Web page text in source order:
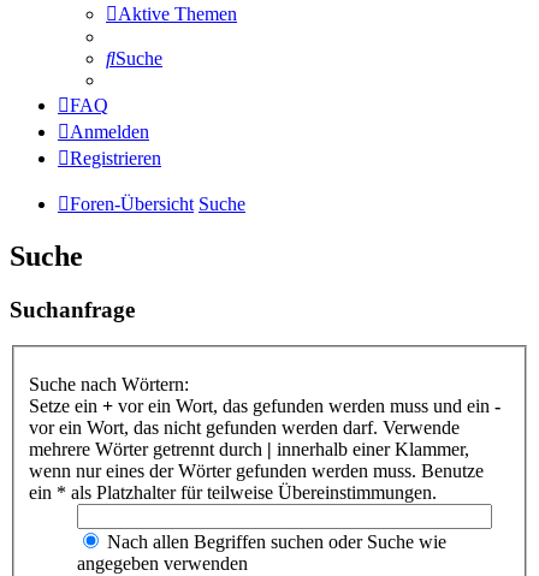
Aktive Themen
Suche
FAQ
Anmelden
Registrieren
Foren-Übersicht Suche
Suche
Suchanfrage
Suche nach Wörtern:
Setze ein + vor ein Wort, das gefunden werden muss und ein -
vor ein Wort, das nicht gefunden werden darf. Verwende
mehrere Wörter getrennt durch | innerhalb einer Klammer,
wenn nur eines der Wörter gefunden werden muss. Benutze
ein * als Platzhalter für teilweise Übereinstimmungen.
Nach allen Begriffen suchen oder Suche wie
angegeben verwenden